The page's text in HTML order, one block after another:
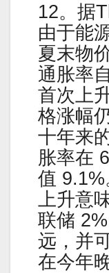
12。据
由于能
夏末物
通胀率
首次上
格涨幅
十年来
胀率在
值
上升意
联储
远，并
在今年